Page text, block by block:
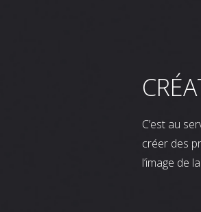
C’est au
créer des
l’image de